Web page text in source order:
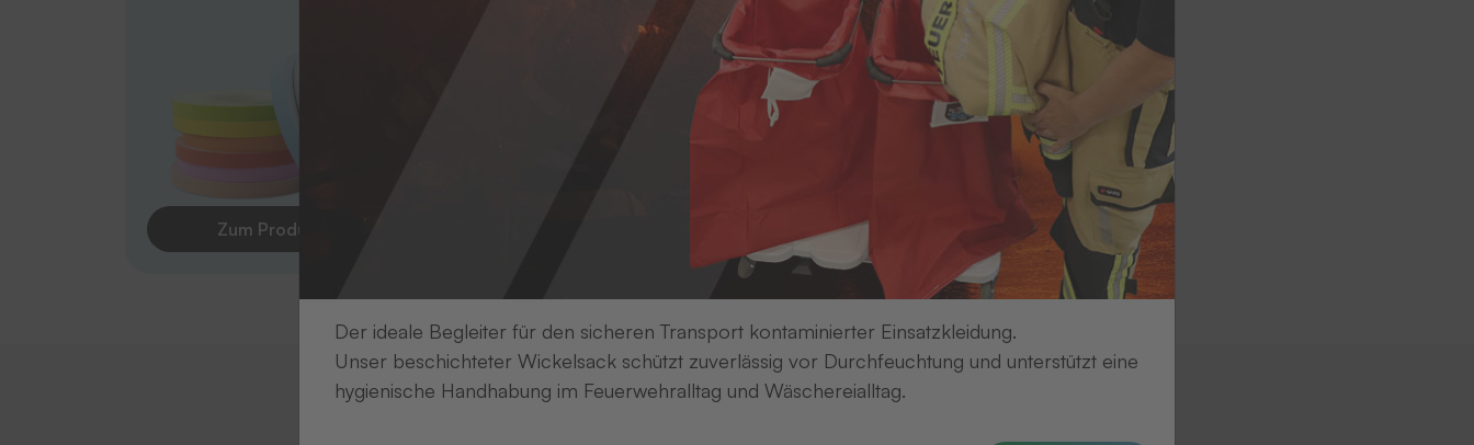
Zum Produkt Zum Produkt
Der ideale Begleiter für den sicheren Transport kontaminierter Einsatzkleidung.
Unser beschichteter Wickelsack schützt zuverlässig vor Durchfeuchtung und unterstützt eine
hygienische Handhabung im Feuerwehralltag und Wäschereialltag.